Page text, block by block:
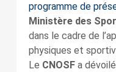
programme de
Ministère des
dans le cadre de
physiques et
Le CNOSF a